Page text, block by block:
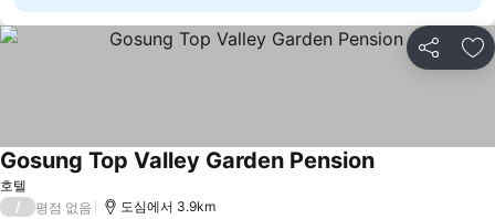
공유 즐
호텔
Gosung Top Valley Garden Pension
/ 평점 없음 도심에서 3.9km